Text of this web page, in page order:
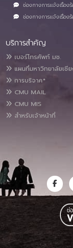
ช่องทางการแจ้งเรื่อง
ช่องทางการแจ้งเรื่อง
บริการสำคัญ
เบอร์โทรศัพท์ มช.
แผนที่มหาวิทยาลัยเชี
การบริจาค*
CMU MAIL
CMU MIS
สำหรับเจ้าหน้าที่